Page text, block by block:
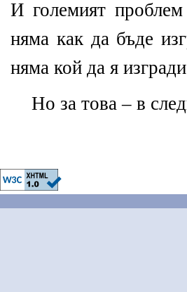
И големият
няма как да бъде
няма кой да я
Но за това – в